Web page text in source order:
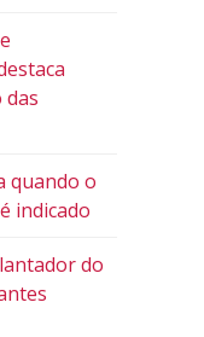
quando o
indicado
do